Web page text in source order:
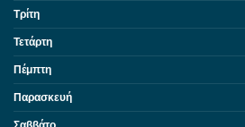
Τρίτη
Τετάρτη
Πέμπτη
Παρασκευή